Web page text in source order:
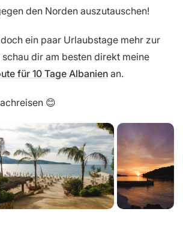
den Norden auszutauschen!
ein paar Urlaubstage mehr zur
dir am besten direkt meine
für 10 Tage Albanien an.
😊